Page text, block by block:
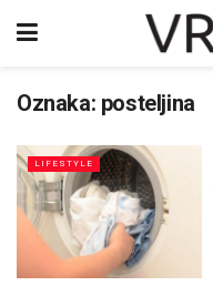
Oznaka: posteljina
LIFESTYLE